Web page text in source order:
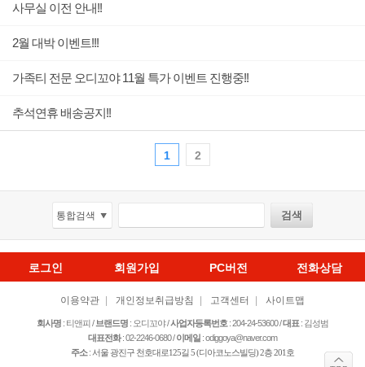
사무실 이전 안내!!
2월 대박 이벤트!!!
가족티 전문 오디꼬야 11월 특가 이벤트 진행중!!
추석연휴 배송공지!!
1 2
로그인 회원가입 PC버전 전화상담
이용약관 개인정보취급방침 고객센터 사이트맵
회사명 : 티앤피 / 브랜드명 : 오디꼬야 /사업자등록번호 : 204-24-53600/대표 : 김성범
대표전화: 02-2246-0680 /이메일 : odiggoya@naver.com
주소: 서울 광진구 천호대로125길 5­ (디아코노스빌딩) 2층 201호